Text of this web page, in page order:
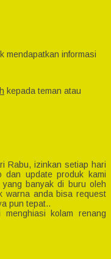
mendapatkan informasi
kepada teman atau
Rabu, izinkan setiap hari
dan update produk kami
banyak di buru oleh
warna anda bisa request
pun tepat..
kolam renang